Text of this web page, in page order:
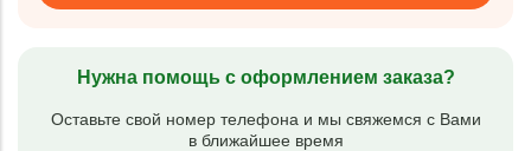
Нужна помощь с оформлением заказа?
Оставьте свой номер телефона и мы свяжемся с Вами
в ближайшее время